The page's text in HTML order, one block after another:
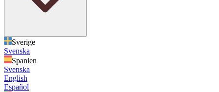
Sverige
Svenska
Spanien
Svenska
English
Español